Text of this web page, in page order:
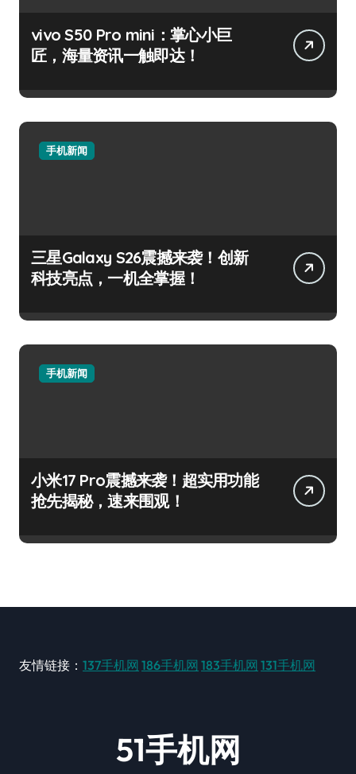
vivo S50 Pro mini：掌心小巨
匠，海量资讯一触即达！
手机新闻
三星Galaxy S26震撼来袭！创新
科技亮点，一机全掌握！
手机新闻
小米17 Pro震撼来袭！超实用功能
抢先揭秘，速来围观！
友情链接： 137手机网 186手机网 183手机网 131手机网
51手机网